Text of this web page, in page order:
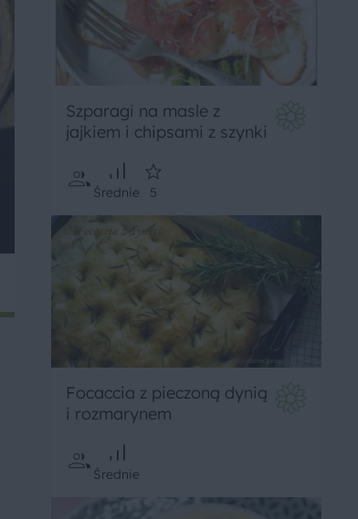
Szparagi na masle z
jajkiem i chipsami z szynki
Średnie 5
Focaccia z pieczoną dynią
i rozmarynem
Średnie